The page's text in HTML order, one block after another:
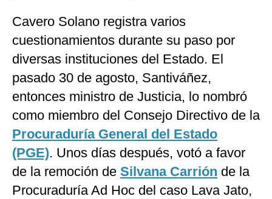
Cavero Solano registra varios
cuestionamientos durante su paso por
diversas instituciones del Estado. El
pasado 30 de agosto, Santiváñez,
entonces ministro de Justicia, lo nombró
como miembro del Consejo Directivo de la
Procuraduría General del Estado
(PGE). Unos días después, votó a favor
de la remoción de Silvana Carrión de la
Procuraduría Ad Hoc del caso Lava Jato,